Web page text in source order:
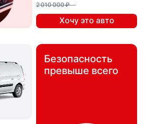
2 010 000 ₽
Хочу это авто
Безопасность
превыше всего